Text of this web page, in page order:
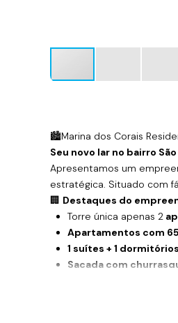
🏙️Marina dos Corais
Seu novo lar no bairro
Apresentamos um
estratégica. Situado com
🏢 Destaques do
Torre única apenas 2
Apartamentos com
1 suítes + 1 dormitórios
Sacada com
Acabamentos